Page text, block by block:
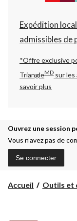
Expédition
admissibles de
*Offre exclusive
TriangleMD sur les
savoir plus
Ouvrez une session
Vous n’avez pas de
Se connecter
Accueil Outils et